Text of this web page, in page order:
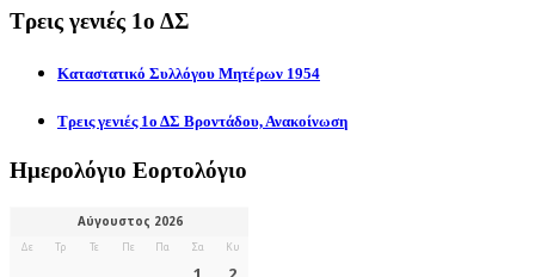
Τρεις γενιές 1ο ΔΣ
Καταστατικό Συλλόγου Μητέρων 1954
Τρεις γενιές 1ο ΔΣ Βροντάδου, Ανακοίνωση
Ημερολόγιο Εορτολόγιο